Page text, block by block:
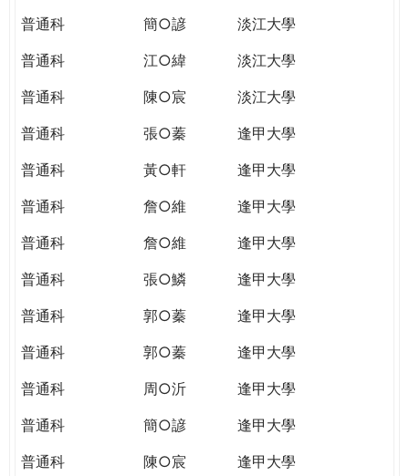
普通科
簡○諺
淡江大學
普通科
江○緯
淡江大學
普通科
陳○宸
淡江大學
普通科
張○蓁
逢甲大學
普通科
黃○軒
逢甲大學
普通科
詹○維
逢甲大學
普通科
詹○維
逢甲大學
普通科
張○鱗
逢甲大學
普通科
郭○蓁
逢甲大學
普通科
郭○蓁
逢甲大學
普通科
周○沂
逢甲大學
普通科
簡○諺
逢甲大學
普通科
陳○宸 逢甲大學